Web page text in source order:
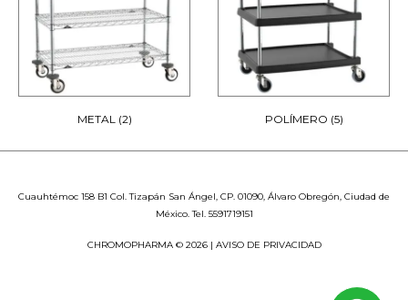
METAL (2) POLÍMERO (5)
Cuauhtémoc 158 B1 Col. Tizapán San Ángel, CP. 01090, Álvaro Obregón, Ciudad de
México. Tel. 5591719151
CHROMOPHARMA © 2026 | AVISO DE PRIVACIDAD